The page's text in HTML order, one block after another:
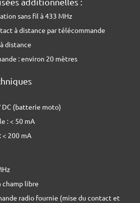
additionnelles :
sans fil à 433 MHz
à distance par télécommande
distance
: environ 20 mètres
DC (batterie moto)
: < 50 mA
< 200 mA
champ libre
radio fournie (mise du contact et